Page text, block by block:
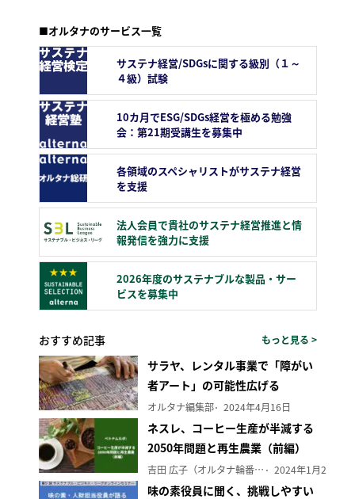
■オルタナのサービス一覧
サステナ経営/SDGsに関する級別（１～
４級）試験
10カ月でESG/SDGs経営を極める勉強
会：第21期受講生を募集中
各領域のスペシャリストがサステナ経営
を支援
法人会員で貴社のサステナ経営推進と情
報発信を強力に支援
2026年度のサステナブルな製品・サー
ビスを募集中
おすすめ記事 もっと見る >
サラヤ、レンタル事業で「障がい
者アート」の可能性広げる
オルタナ編集部 2024年4月16日
ネスレ、コーヒー生産が半減する
2050年問題と再生農業（前編）
吉田 広子（オルタナ輪番編集長） 2024年1月29日
味の素役員に聞く、挑戦しやすい